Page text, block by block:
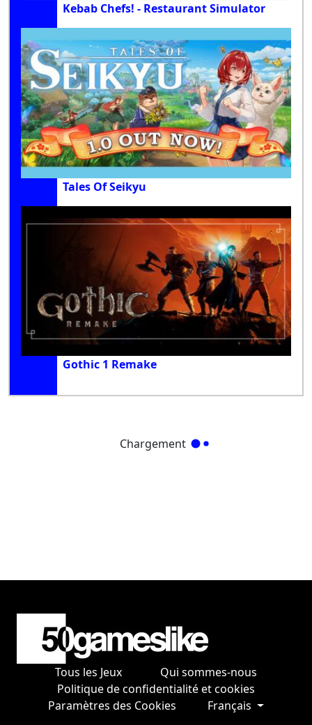
Kebab Chefs! - Restaurant Simulator
Tales Of Seikyu
Gothic 1 Remake
Chargement
Tous les Jeux
Qui sommes-nous
Politique de confidentialité et cookies
Paramètres des Cookies
Français